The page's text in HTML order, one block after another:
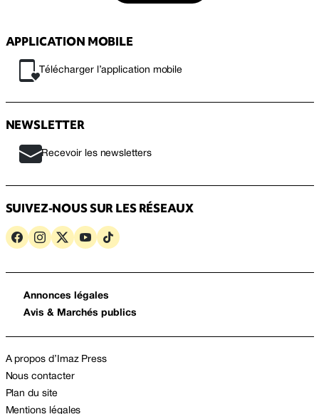
APPLICATION MOBILE
Télécharger l’application mobile
NEWSLETTER
Recevoir les newsletters
SUIVEZ-NOUS SUR LES RÉSEAUX
Annonces légales
Avis & Marchés publics
A propos d’Imaz Press
Nous contacter
Plan du site
Mentions légales